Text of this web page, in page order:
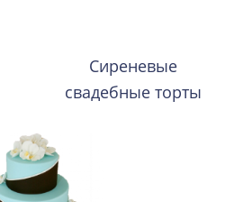
Сиреневые
свадебные торты